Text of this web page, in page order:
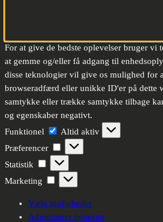
For at give de bedste oplevelser bruger vi
at gemme og/eller få adgang til
disse teknologier vil give os mulighed for
browseradfærd eller unikke ID'er på dette
samtykke eller trække samtykke tilbage
og egenskaber negativt.
Funktionel
Funktionel
Altid aktiv
Præferencer
Præferencer
Statistik Statistik
Marketing Marketing
Vælg muligheder
Administrer tjenester